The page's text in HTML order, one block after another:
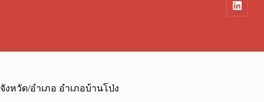
จังหวัด/อำเภอ อำเภอบ้านโป่ง